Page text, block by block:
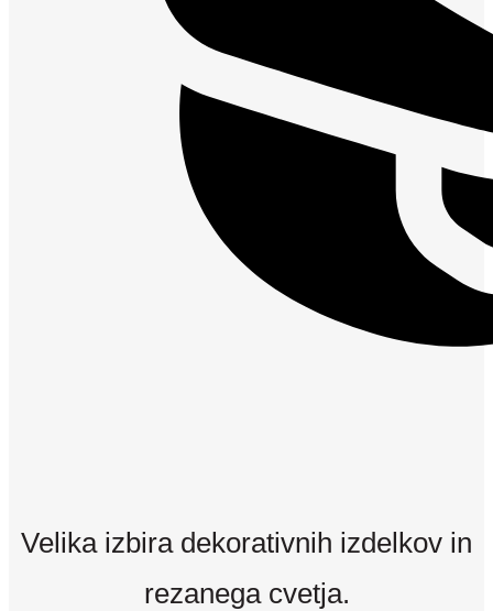
Velika izbira dekorativnih izdelkov in
rezanega cvetja.